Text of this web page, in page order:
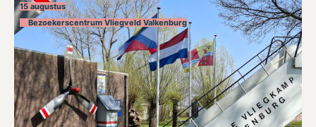
15 augustus
Bezoekerscentrum Vliegveld Valkenburg